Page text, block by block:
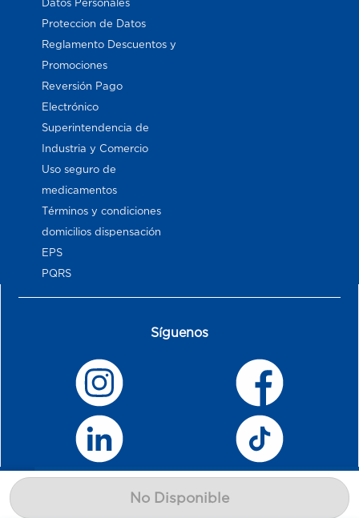
No Disponible
Datos Personales
Proteccion de Datos
Reglamento Descuentos y
Promociones
Reversión Pago
Electrónico
Superintendencia de
Industria y Comercio
Uso seguro de
medicamentos
Términos y condiciones
domicilios dispensación
EPS
PQRS
Síguenos